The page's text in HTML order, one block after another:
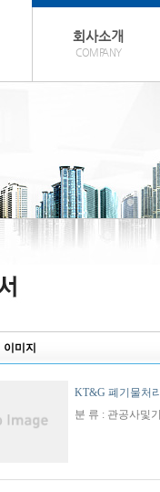
회사소개
COMPANY
이미지
KT&G 폐기물처
분 류 : 관공사및